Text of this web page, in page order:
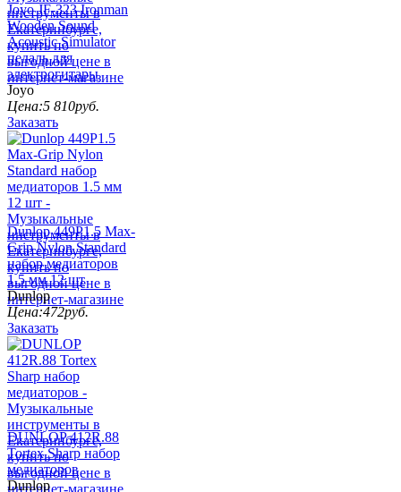
Joyo JF-323 Ironman
Wooden Sound
Acoustic Simulator
педаль для
электрогитары
Joyo
Цена:5 810руб.
Заказать
Dunlop 449P1.5 Max-
Grip Nylon Standard
набор медиаторов
1.5 мм 12 шт
Dunlop
Цена:472руб.
Заказать
DUNLOP 412R.88
Tortex Sharp набор
медиаторов
Dunlop